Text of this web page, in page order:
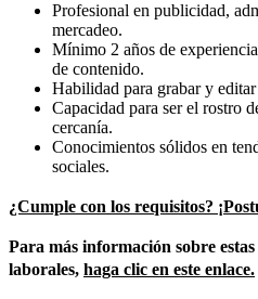
Profesional en publicidad,
mercadeo.
Mínimo 2 años de
de contenido.
Habilidad para grabar y
Capacidad para ser el rostro
cercanía.
Conocimientos sólidos en
sociales.
¿Cumple con los requisitos?
Para más información sobre
laborales, haga clic en este enlace.